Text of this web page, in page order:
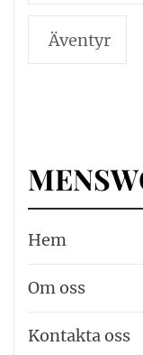
Äventyr
Hem
Om oss
Kontakta oss